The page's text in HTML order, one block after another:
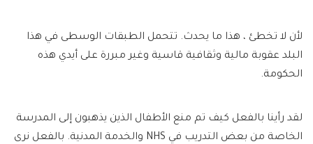
لأن لا تخطئ ، هذا ما يحدث. تتحمل الطبقات الوسطى في هذا
البلد عقوبة مالية وثقافية قاسية وغير مبررة على أيدي هذه
الحكومة.
لقد رأينا بالفعل كيف تم منع الأطفال الذين يذهبون إلى المدرسة
الخاصة من بعض التدريب في NHS والخدمة المدنية. بالفعل نرى